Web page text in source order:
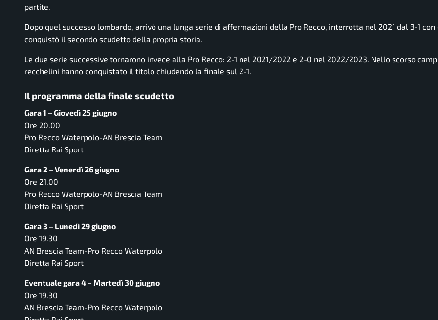
partite.
Dopo quel successo lombardo, arrivò una lunga serie di affermazioni della Pro Recco, interrotta nel 2021 dal 3-1 con
conquistò il secondo scudetto della propria storia.
Le due serie successive tornarono invece alla Pro Recco: 2-1 nel 2021/2022 e 2-0 nel 2022/2023. Nello scorso
recchelini hanno conquistato il titolo chiudendo la finale sul 2-1.
Il programma della finale scudetto
Gara 1 – Giovedì 25 giugno
Ore 20.00
Pro Recco Waterpolo-AN Brescia Team
Diretta Rai Sport
Gara 2 – Venerdì 26 giugno
Ore 21.00
Pro Recco Waterpolo-AN Brescia Team
Diretta Rai Sport
Gara 3 – Lunedì 29 giugno
Ore 19.30
AN Brescia Team-Pro Recco Waterpolo
Diretta Rai Sport
Eventuale gara 4 – Martedì 30 giugno
Ore 19.30
AN Brescia Team-Pro Recco Waterpolo